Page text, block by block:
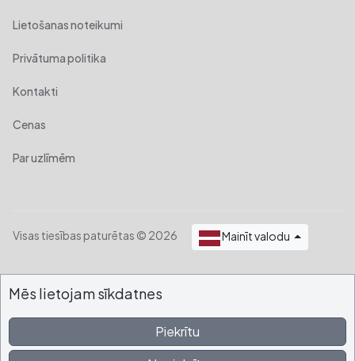
Lietošanas noteikumi
Privātuma politika
Kontakti
Cenas
Par uzlīmēm
Visas tiesības paturētas © 2026 Mainīt valodu
Mēs lietojam sīkdatnes
Piekrītu